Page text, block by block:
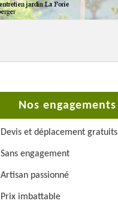
Nos engagements
Devis et déplacement gratuits
Sans engagement
Artisan passionné
Prix imbattable